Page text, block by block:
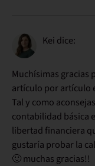
Kei dice:
Muchísimas gracias
artículo por artículo
Tal y como
contabilidad básica
libertad financiera
gustaría probar la
🙂 muchas gracias!!